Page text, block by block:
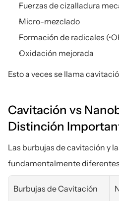
Fuerzas de cizalladura
Micro-mezclado
Formación de radicales
Oxidación mejorada
Esto a veces se llama
Cavitación vs
Distinción
Las burbujas de cavitación y
fundamentalmente
Burbujas de Cavitación